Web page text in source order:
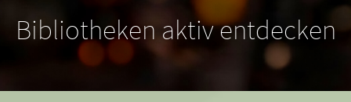
Bibliotheken aktiventdecken